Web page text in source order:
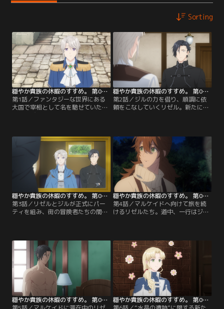
Sorting
穏やか貴族の休暇のすすめ。 第01話
第1話／ファンタジーな世界にある
大国で宰相として名を馳せていた青
年・リゼル。ある日、彼はふと瞬き
た様子のリゼルは、優れた頭脳と社
交性を活かし、様々な情報を集めて
いく。さらに、最強の冒険者・ジル
と契約したリゼルは自らも冒険者と
なることを決意する。
穏やか貴族の休暇のすすめ。 第02話
第2話／ジルの力を借り、順調に依
頼をこなしていくリゼル。新たに2
で……。時を同じくして、ギルドで
見かけた4人組パーティのことが気
になったリゼル。そのパーティが最
近発見された新しい迷宮の踏破を目
指していることや…。
穏やか貴族の休暇のすすめ。 第03話
第3話／リゼルとジルが正式にパー
ティを組み、街の冒険者たちの間で
てもらうことになるが……。後日、
ジャッジから商業都市・マルケイド
までの護衛を頼まれたリゼルたち。
そこでリゼルは依頼のことを冒険者
ギルドに報告するためスタッドのも
とへ。
穏やか貴族の休暇のすすめ。 第04話
第4話／マルケイドへ向けて旅を続
けるリゼルたち。道中、一行はジャ
る。リゼルとジルは泊まる宿を決め
ると商店街の観光を開始。すると突
然、リゼルが若い男に襲撃されてし
まう。その男はリゼルのことを誰か
と勘違いし、殺意を向けてき
て……。
穏やか貴族の休暇のすすめ。 第05話
穏やか貴族の休暇のすすめ。 第06話